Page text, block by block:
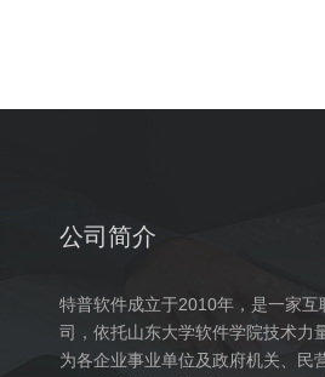
公司简介
特普软件成立于2010年，是一家互
司，依托山东大学软件学院技术力
为各企业事业单位及政府机关、民